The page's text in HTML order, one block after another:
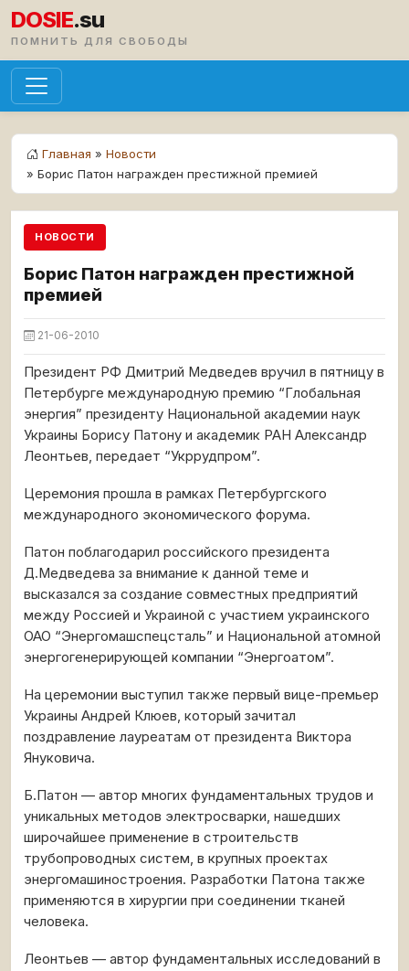
DOSIE.su
ПОМНИТЬ ДЛЯ СВОБОДЫ
Главная » Новости
» Борис Патон награжден престижной премией
НОВОСТИ
Борис Патон награжден престижной
премией
21-06-2010
Президент РФ Дмитрий Медведев вручил в пятницу в
Петербурге международную премию “Глобальная
энергия” президенту Национальной академии наук
Украины Борису Патону и академик РАН Александр
Леонтьев, передает “Укррудпром”.
Церемония прошла в рамках Петербургского
международного экономического форума.
Патон поблагодарил российского президента
Д.Медведева за внимание к данной теме и
высказался за создание совместных предприятий
между Россией и Украиной с участием украинского
ОАО “Энергомашспецсталь” и Национальной атомной
энергогенерирующей компании “Энергоатом”.
На церемонии выступил также первый вице-премьер
Украины Андрей Клюев, который зачитал
поздравление лауреатам от президента Виктора
Януковича.
Б.Патон — автор многих фундаментальных трудов и
уникальных методов электросварки, нашедших
широчайшее применение в строительств
трубопроводных систем, в крупных проектах
энергомашиностроения. Разработки Патона также
применяются в хирургии при соединении тканей
человека.
Леонтьев — автор фундаментальных исследований в